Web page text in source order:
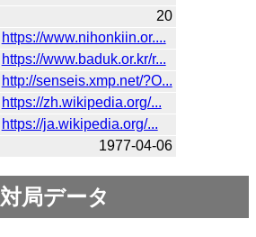
20
https://www.nihonkiin.or....
https://www.baduk.or.kr/r...
http://senseis.xmp.net/?O...
https://zh.wikipedia.org/...
https://ja.wikipedia.org/...
1977-04-06
対局データ